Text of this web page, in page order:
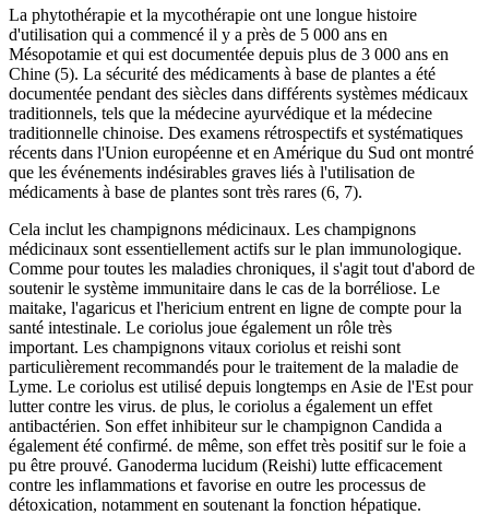
La phytothérapie et la mycothérapie ont une longue histoire
d'utilisation qui a commencé il y a près de 5 000 ans en
Mésopotamie et qui est documentée depuis plus de 3 000 ans en
Chine (5). La sécurité des médicaments à base de plantes a été
documentée pendant des siècles dans différents systèmes médicaux
traditionnels, tels que la médecine ayurvédique et la médecine
traditionnelle chinoise. Des examens rétrospectifs et systématiques
récents dans l'Union européenne et en Amérique du Sud ont montré
que les événements indésirables graves liés à l'utilisation de
médicaments à base de plantes sont très rares (6, 7).
Cela inclut les champignons médicinaux. Les champignons
médicinaux sont essentiellement actifs sur le plan immunologique.
Comme pour toutes les maladies chroniques, il s'agit tout d'abord de
soutenir le système immunitaire dans le cas de la borréliose. Le
maitake, l'agaricus et l'hericium entrent en ligne de compte pour la
santé intestinale. Le coriolus joue également un rôle très
important. Les champignons vitaux coriolus et reishi sont
particulièrement recommandés pour le traitement de la maladie de
Lyme. Le coriolus est utilisé depuis longtemps en Asie de l'Est pour
lutter contre les virus. de plus, le coriolus a également un effet
antibactérien. Son effet inhibiteur sur le champignon Candida a
également été confirmé. de même, son effet très positif sur le foie a
pu être prouvé. Ganoderma lucidum (Reishi) lutte efficacement
contre les inflammations et favorise en outre les processus de
détoxication, notamment en soutenant la fonction hépatique.